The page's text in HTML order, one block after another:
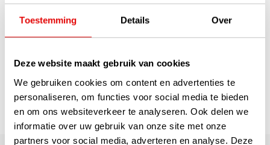
Toestemming Details Over
Deze website maakt gebruik van cookies
We gebruiken cookies om content en advertenties te
personaliseren, om functies voor social media te bieden
en om ons websiteverkeer te analyseren. Ook delen we
informatie over uw gebruik van onze site met onze
partners voor social media, adverteren en analyse. Deze
Pagina 1 van 1
1
180.000+ Klanten | 5.000+ Reviews | Trusted Shops, TrustPilot,